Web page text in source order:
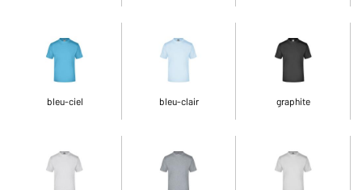
bleu-ciel bleu-clair graphite